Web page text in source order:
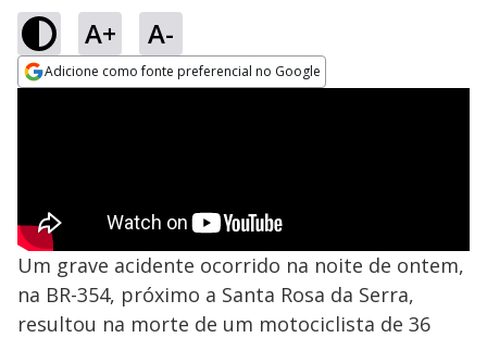
A+ A-
Adicione como fonte preferencial no Google
Um grave acidente ocorrido na noite de ontem,
na BR-354, próximo a Santa Rosa da Serra,
resultou na morte de um motociclista de 36